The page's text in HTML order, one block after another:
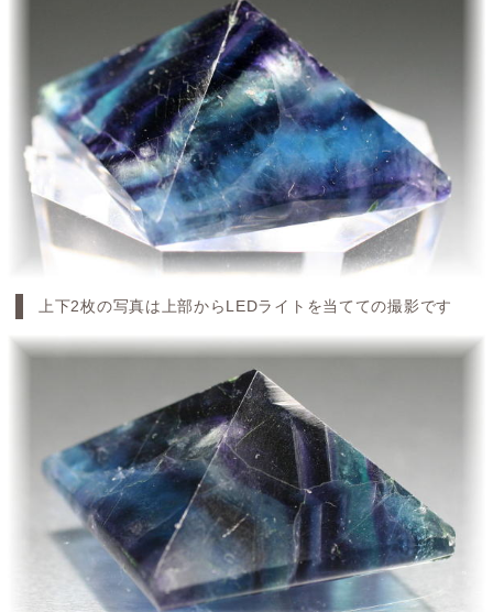
上下2枚の写真は上部からLEDライトを当てての撮影です